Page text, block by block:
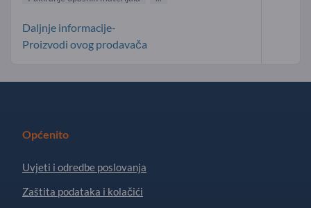
Daljnje informacije-
Proizvodi ovog prodavača
Općenito
Uvjeti i odredbe poslovanja
Zaštita podataka i kolačići